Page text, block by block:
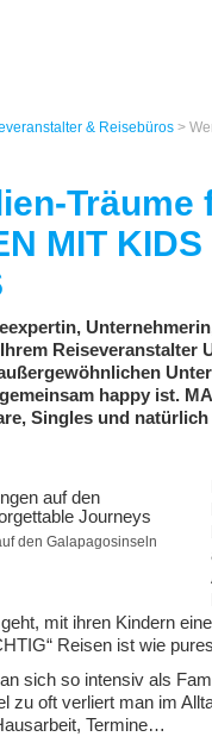
& Reisebüros >
MIT
Reiseveranstalter
happy ist.
Singles und
den Galapagosinseln
mit ihren Kindern
Reisen ist wie
sich so intensiv als
zu oft verliert man im
Termine…